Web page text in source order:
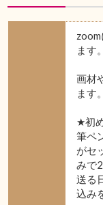
ます。
画材
ます。
★初
筆ペ
がセ
みで
送る
込み